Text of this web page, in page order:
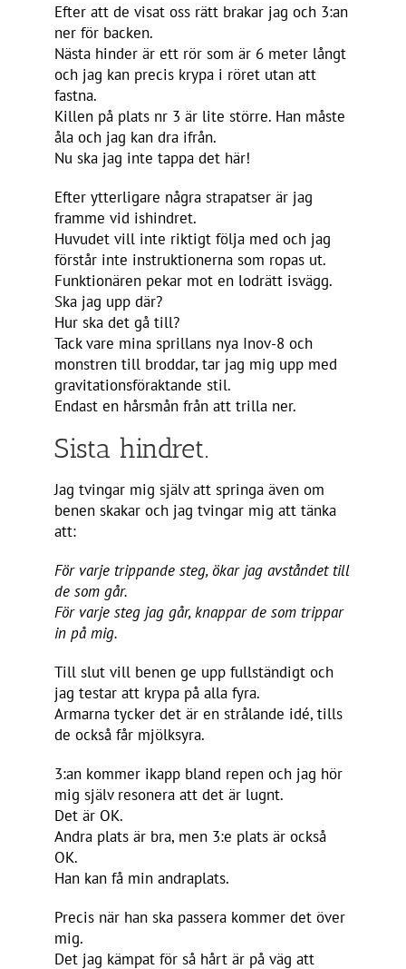
Efter att de visat oss rätt brakar jag och 3:an
ner för backen.
Nästa hinder är ett rör som är 6 meter långt
och jag kan precis krypa i röret utan att
fastna.
Killen på plats nr 3 är lite större. Han måste
åla och jag kan dra ifrån.
Nu ska jag inte tappa det här!
Efter ytterligare några strapatser är jag
framme vid ishindret.
Huvudet vill inte riktigt följa med och jag
förstår inte instruktionerna som ropas ut.
Funktionären pekar mot en lodrätt isvägg.
Ska jag upp där?
Hur ska det gå till?
Tack vare mina sprillans nya Inov-8 och
monstren till broddar, tar jag mig upp med
gravitationsföraktande stil.
Endast en hårsmån från att trilla ner.
Sista hindret.
Jag tvingar mig själv att springa även om
benen skakar och jag tvingar mig att tänka
att:
För varje trippande steg, ökar jag avståndet till
de som går.
För varje steg jag går, knappar de som trippar
in på mig.
Till slut vill benen ge upp fullständigt och
jag testar att krypa på alla fyra.
Armarna tycker det är en strålande idé, tills
de också får mjölksyra.
3:an kommer ikapp bland repen och jag hör
mig själv resonera att det är lugnt.
Det är OK.
Andra plats är bra, men 3:e plats är också
OK.
Han kan få min andraplats.
Precis när han ska passera kommer det över
mig.
Det jag kämpat för så hårt är på väg att